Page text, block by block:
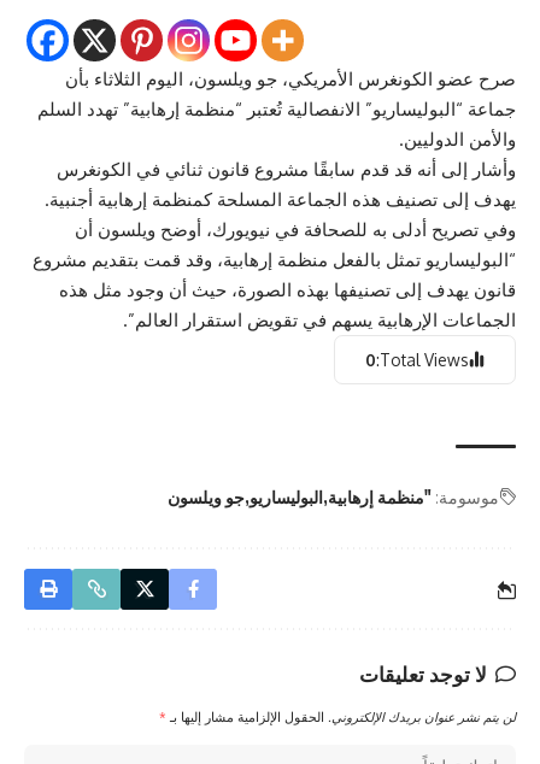
صرح عضو الكونغرس الأمريكي، جو ويلسون، اليوم الثلاثاء بأن
جماعة “البوليساريو” الانفصالية تُعتبر “منظمة إرهابية” تهدد السلم
والأمن الدوليين.
وأشار إلى أنه قد قدم سابقًا مشروع قانون ثنائي في الكونغرس
يهدف إلى تصنيف هذه الجماعة المسلحة كمنظمة إرهابية أجنبية.
وفي تصريح أدلى به للصحافة في نيويورك، أوضح ويلسون أن
“البوليساريو تمثل بالفعل منظمة إرهابية، وقد قمت بتقديم مشروع
قانون يهدف إلى تصنيفها بهذه الصورة، حيث أن وجود مثل هذه
الجماعات الإرهابية يسهم في تقويض استقرار العالم”.
Total Views:
0
موسومة: "منظمة إرهابية البوليساريو جو ويلسون
لا توجد تعليقات
لن يتم نشر عنوان بريدك الإلكتروني. الحقول الإلزامية مشار إليها بـ *